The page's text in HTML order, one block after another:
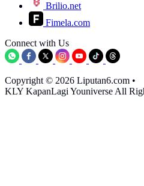
Brilio.net
Fimela.com
Connect with Us
Copyright © 2026 Liputan6.com •
KLY KapanLagi Youniverse All